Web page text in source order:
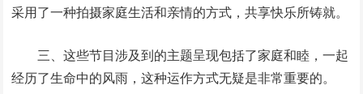
采用了一种拍摄家庭生活和亲情的方式，共享快乐所铸就。
三、这些节目涉及到的主题呈现包括了家庭和睦，一起
经历了生命中的风雨，这种运作方式无疑是非常重要的。